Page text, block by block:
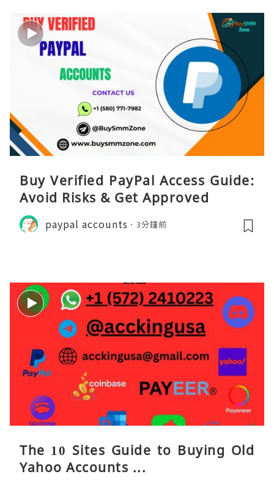
Buy Verified PayPal Access Guide:
Avoid Risks & Get Approved
paypal accounts 3分鐘前
The 10 Sites Guide to Buying Old
Yahoo Accounts ...